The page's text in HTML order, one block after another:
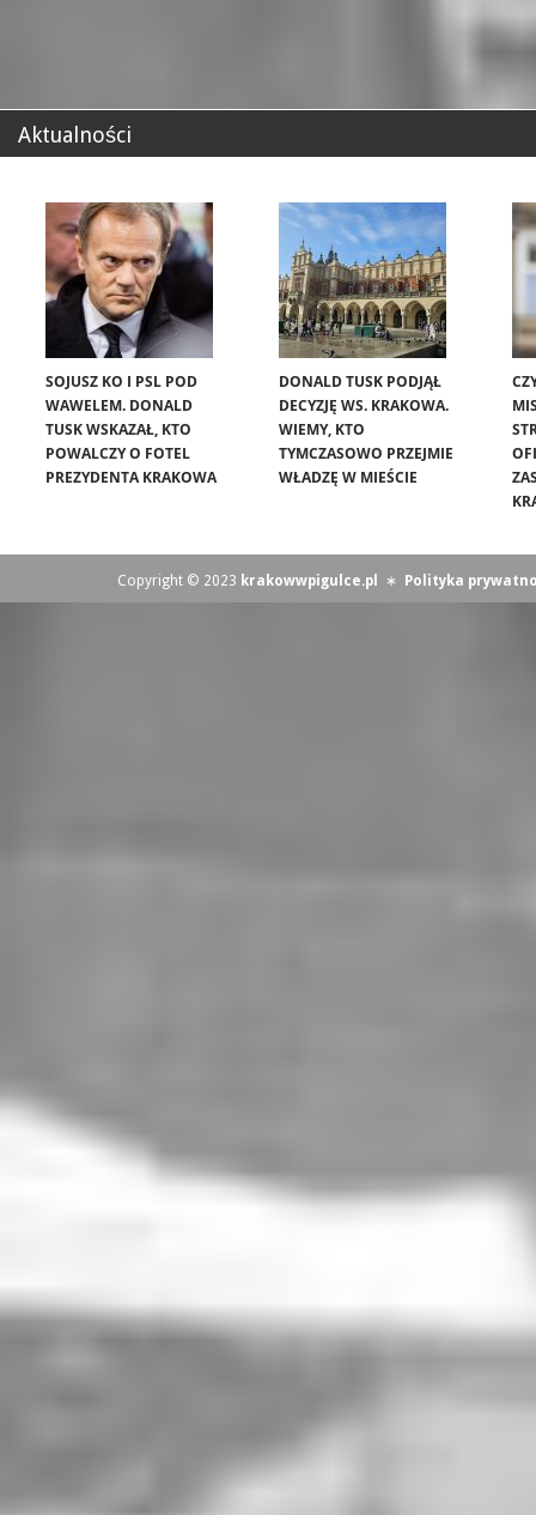
Aktualności
SOJUSZ KO I PSL POD
WAWELEM. DONALD
TUSK WSKAZAŁ, KTO
POWALCZY O FOTEL
PREZYDENTA KRAKOWA
DONALD TUSK PODJĄŁ
DECYZJĘ WS. KRAKOWA.
WIEMY, KTO
TYMCZASOWO PRZEJMIE
WŁADZĘ W MIEŚCIE
Copyright © 2023 krakowwpigulce.pl ∗ Polityka